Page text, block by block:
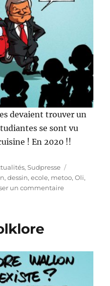
devaient trouver un
se sont vu
! En 2020 !!
,Sudpresse
,dessin,ecole, metoo,Oli,
un commentairesur
!